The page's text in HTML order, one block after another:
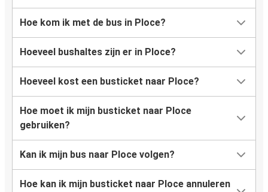
Hoe kom ik met de bus in Ploce?
Hoeveel bushaltes zijn er in Ploce?
Hoeveel kost een busticket naar Ploce?
Hoe moet ik mijn busticket naar Ploce
gebruiken?
Kan ik mijn bus naar Ploce volgen?
Hoe kan ik mijn busticket naar Ploce annuleren